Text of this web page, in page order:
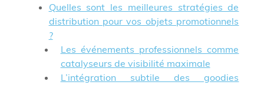
Quelles sont les meilleures stratégies de
distribution pour vos objets promotionnels
?
Les événements professionnels comme
catalyseurs de visibilité maximale
L’intégration subtile des goodies